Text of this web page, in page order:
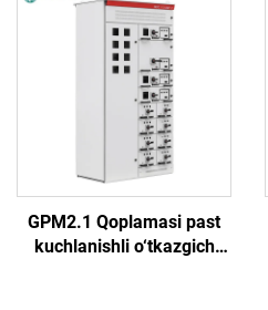
GPM2.1 Qoplamasi past
kuchlanishli o‘tkazgich